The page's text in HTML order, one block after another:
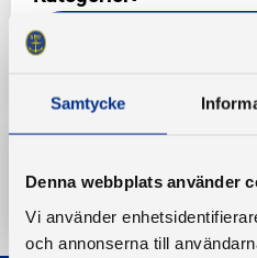
Samtycke
Denna webbplats använder
Vi använder
och annonserna till